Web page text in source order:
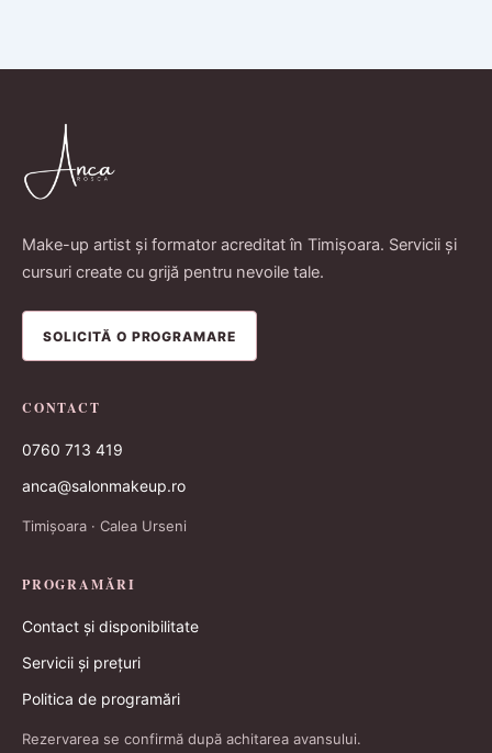
Make-up artist și formator acreditat în Timișoara. Servicii și
cursuri create cu grijă pentru nevoile tale.
SOLICITĂ O PROGRAMARE
CONTACT
0760 713 419
anca@salonmakeup.ro
Timișoara · Calea Urseni
PROGRAMĂRI
Contact și disponibilitate
Servicii și prețuri
Politica de programări
Rezervarea se confirmă după achitarea avansului.